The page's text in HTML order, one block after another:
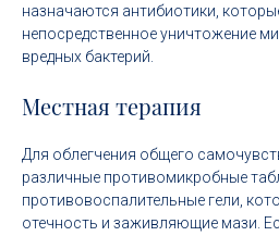
назначаются антибиотики,
непосредственное уничтожение
вредных бактерий.
Местная терапия
Для облегчения общего
различные противомикробные
противовоспалительные гели,
отечность и заживляющие мази.